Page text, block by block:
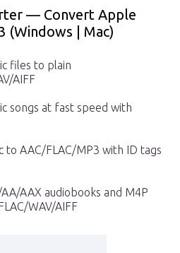
— Convert Apple
(Windows | Mac)
files to plain
AIFF
songs at fast speed with
to AAC/FLAC/MP3 with ID tags
AAX audiobooks and M4P
WAV/AIFF